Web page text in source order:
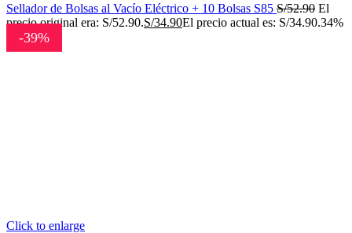
Sellador de Bolsas al Vacío Eléctrico + 10 Bolsas S85 S/52.90 El
precio original era: S/52.90.S/34.90El precio actual es: S/34.90.34%
-39%
Click to enlarge